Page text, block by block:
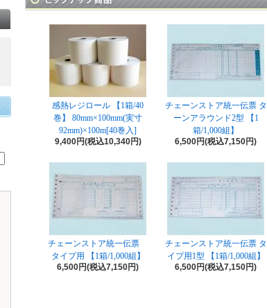
感熱レジロール 【1箱/40
巻】 80mm×100mm(実寸
92mm)×100m[40巻入]
9,400円(税込10,340円)
チェーンストア統一伝票 タ
ーンアラウンド2型 【1
箱/1,000組】
6,500円(税込7,150円)
チェーンストア統一伝票
タイプ用 【1箱/1,000組】
6,500円(税込7,150円)
チェーンストア統一伝票 タ
イプ用1型 【1箱/1,000組】
6,500円(税込7,150円)